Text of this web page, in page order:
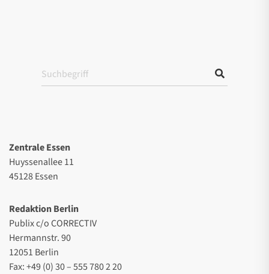
Zentrale Essen
Huyssenallee 11
45128 Essen
Redaktion Berlin
Publix c/o CORRECTIV
Hermannstr. 90
12051 Berlin
Fax: +49 (0) 30 – 555 780 2 20